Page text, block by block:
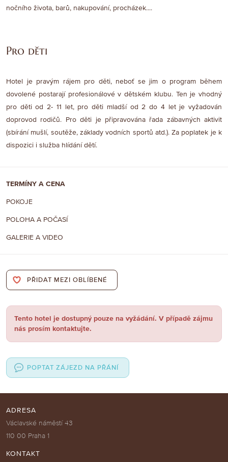
nočního života, barů, nakupování, procházek....
Pro děti
Hotel je pravým rájem pro děti, neboť se jim o program během
dovolené postarají profesionálové v dětském klubu. Ten je vhodný
pro děti od 2- 11 let, pro děti mladší od 2 do 4 let je vyžadován
doprovod rodičů. Pro děti je připravována řada zábavných aktivit
(sbírání mušlí, soutěže, základy vodních sportů atd.). Za poplatek je k
dispozici i služba hlídání dětí.
TERMÍNY A CENA
POKOJE
POLOHA A POČASÍ
GALERIE A VIDEO
PŘIDAT MEZI OBLÍBENÉ
Tento hotel je dostupný pouze na vyžádání. V případě zájmu
nás prosím kontaktujte.
POPTAT ZÁJEZD NA PŘÁNÍ
ADRESA
Václavské náměstí 43
110 00 Praha 1
KONTAKT